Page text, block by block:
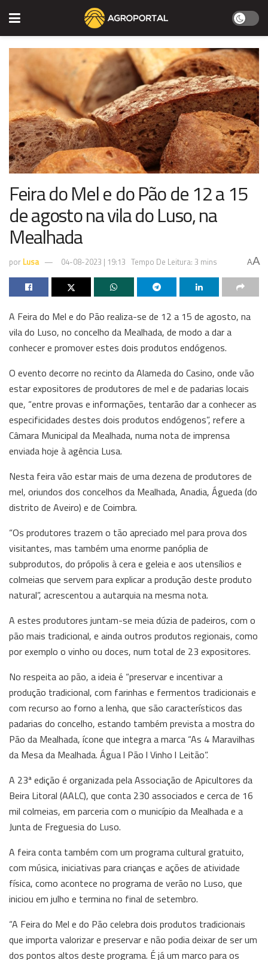
Feira do Mel e do Pão de 12 a 15
de agosto na vila do Luso, na
Mealhada
por Lusa 04-08-2023 | 19:13 Tempo De Leitura: 3 mins AA
A Feira do Mel e do Pão realiza-se de 12 a 15 de agosto, na
vila do Luso, no concelho da Mealhada, de modo a dar a
conhecer e promover estes dois produtos endógenos.
O evento decorre no recinto da Alameda do Casino, onde vão
estar expositores de produtores de mel e de padarias locais
que, “entre provas e informações, tentarão dar a conhecer as
especificidades destes dois produtos endógenos”, refere a
Câmara Municipal da Mealhada, numa nota de imprensa
enviada hoje à agência Lusa.
Nesta feira vão estar mais de uma dezena de produtores de
mel, oriundos dos concelhos da Mealhada, Anadia, Águeda (do
distrito de Aveiro) e de Coimbra.
“Os produtores trazem o tão apreciado mel para prova dos
visitantes, mas também uma enorme panóplia de
subprodutos, do própolis à cera e geleia e aos utensílios e
colmeias que servem para explicar a produção deste produto
natural”, acrescentou a autarquia na mesma nota.
A estes produtores juntam-se meia dúzia de padeiros, com o
pão mais tradicional, e ainda outros produtos regionais, como
por exemplo o vinho ou doces, num total de 23 expositores.
No respeita ao pão, a ideia é “preservar e incentivar a
produção tradicional, com farinhas e fermentos tradicionais e
com recurso ao forno a lenha, que são característicos das
padarias do concelho, estando também prevista a mostra do
Pão da Mealhada, ícone que integra a marca “As 4 Maravilhas
da Mesa da Mealhada. Água l Pão l Vinho l Leitão”.
A 23ª edição é organizada pela Associação de Apicultores da
Beira Litoral (AALC), que conta 230 associados e cerca de 16
mil colmeias, em parceria com o município da Mealhada e a
Junta de Freguesia do Luso.
A feira conta também com um programa cultural gratuito,
com música, iniciativas para crianças e ações de atividade
física, como acontece no programa de verão no Luso, que
iniciou em julho e termina no final de setembro.
“A Feira do Mel e do Pão celebra dois produtos tradicionais
que importa valorizar e preservar e não podia deixar de ser um
dos pontos altos deste programa. É já um marco para os